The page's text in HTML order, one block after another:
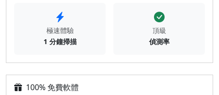
極速體驗
1 分鐘掃描
頂級
偵測率
100% 免費軟體